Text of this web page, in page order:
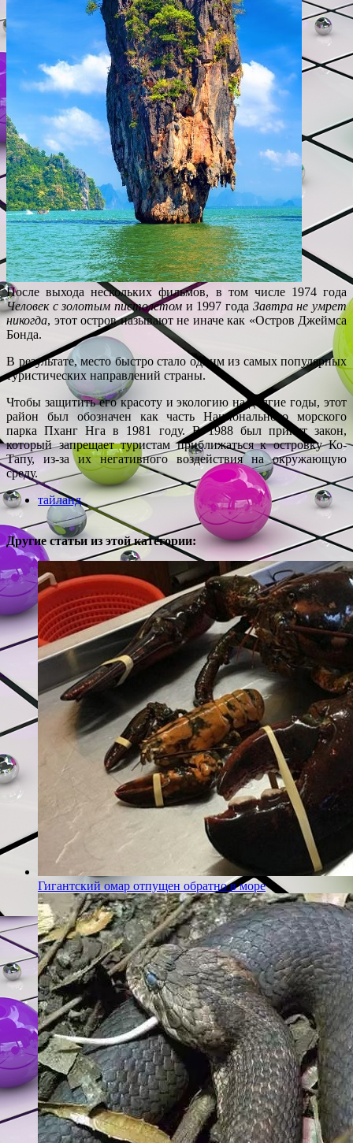
После выхода нескольких фильмов, в том числе 1974 года
Человек с золотым пистолетом и 1997 года Завтра не умрет
никогда, этот остров называют не иначе как «Остров Джеймса
Бонда.
В результате, место быстро стало одним из самых популярных
туристических направлений страны.
Чтобы защитить его красоту и экологию на долгие годы, этот
район был обозначен как часть Национального морского
парка Пханг Нга в 1981 году. В 1988 был принят закон,
который запрещает туристам приближаться к островку Ко-
Тапу, из-за их негативного воздействия на окружающую
среду.
тайланд
Другие статьи из этой категории:
Гигантский омар отпущен обратно в море